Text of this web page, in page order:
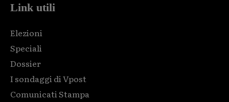
Link utili
Elezioni
Speciali
Dossier
I sondaggi di Vpost
Comunicati Stampa